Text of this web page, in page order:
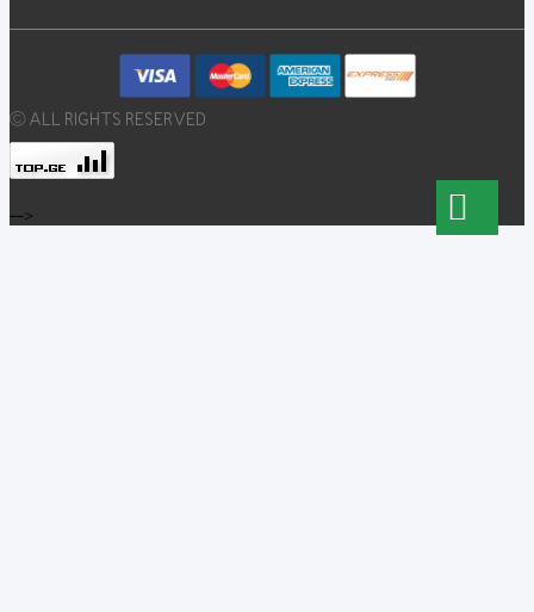
© ALL RIGHTS RESERVED
-->